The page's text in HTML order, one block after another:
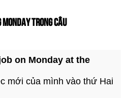
TRONG CÂU
on Monday at the
mới của mình vào thứ Hai